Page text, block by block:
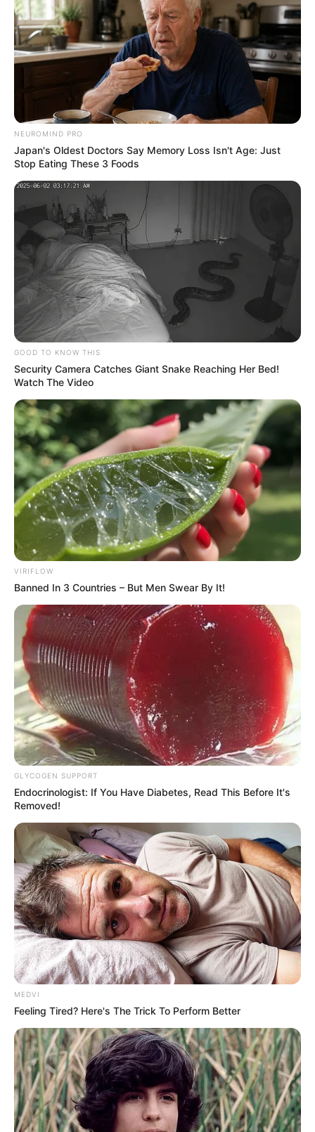
NEUROMIND PRO
Japan's Oldest Doctors Say Memory Loss Isn't Age: Just
Stop Eating These 3 Foods
GOOD TO KNOW THIS
Security Camera Catches Giant Snake Reaching Her Bed!
Watch The Video
VIRIFLOW
Banned In 3 Countries – But Men Swear By It!
GLYCOGEN SUPPORT
Endocrinologist: If You Have Diabetes, Read This Before It's
Removed!
MEDVI
Feeling Tired? Here's The Trick To Perform Better